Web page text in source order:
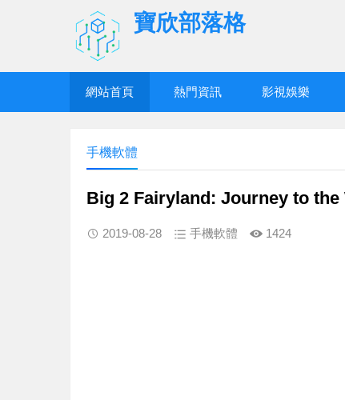
寶欣部落格
網站首頁 熱門資訊 影視娛樂
手機軟體
Big 2 Fairyland: Journey to
2019-08-28 手機軟體 1424